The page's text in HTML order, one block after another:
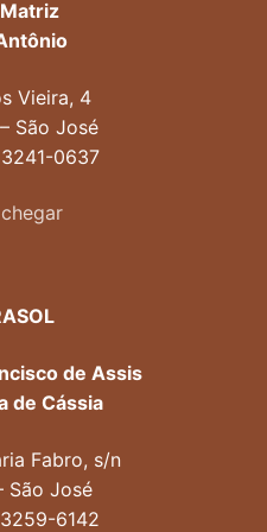
Vieira, 4
São José
0637
de Assis
de Cássia
Fabro, s/n
São José
6142